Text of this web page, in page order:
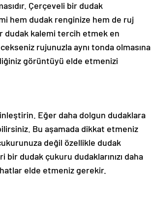
Çerçeveli bir dudak
hem dudak renginize hem de ruj
dudak kalemi tercih etmek en
rujunuzla aynı tonda olmasına
görüntüyü elde etmenizi
Eğer daha dolgun dudaklara
Bu aşamada dikkat etmeniz
değil özellikle dudak
bir dudak çukuru dudaklarınızı daha
elde etmeniz gerekir.